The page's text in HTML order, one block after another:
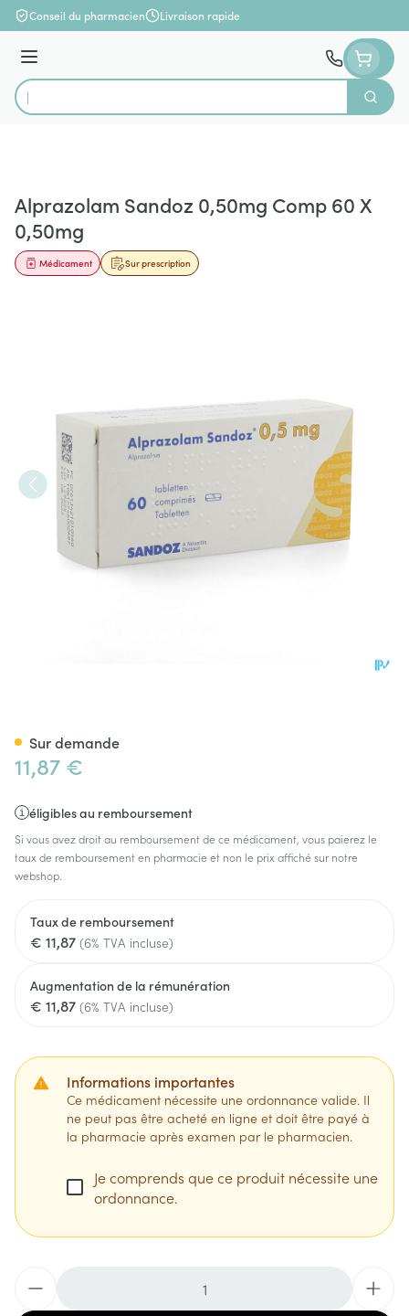
Aller au contenu
Conseil du pharmacien Livraison rapide
Menu
Rechercher
Alprazolam Sandoz 0,50mg Comp 60 X
0,50mg
Sur prescription
Médicament
11,87 €
éligibles au remboursement
Si vous avez droit au remboursement de ce médicament, vous paierez le
taux de remboursement en pharmacie et non le prix affiché sur notre
webshop.
Taux de remboursement
€ 11,87 (6% TVA incluse)
Augmentation de la rémunération
€ 11,87 (6% TVA incluse)
Informations importantes
Ce médicament nécessite une ordonnance valide. Il
ne peut pas être acheté en ligne et doit être payé à
la pharmacie après examen par le pharmacien.
Je comprends que ce produit nécessite une
ordonnance.
Sur demande